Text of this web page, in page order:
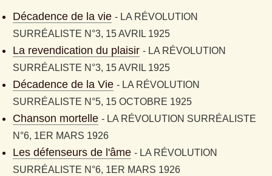
Décadence de la vie - LA RÉVOLUTION
SURRÉALISTE N°3, 15 AVRIL 1925
La revendication du plaisir - LA RÉVOLUTION
SURRÉALISTE N°3, 15 AVRIL 1925
Décadence de la Vie - LA RÉVOLUTION
SURRÉALISTE N°5, 15 OCTOBRE 1925
Chanson mortelle - LA RÉVOLUTION SURRÉALISTE
N°6, 1ER MARS 1926
Les défenseurs de l'âme - LA RÉVOLUTION
SURRÉALISTE N°6, 1ER MARS 1926